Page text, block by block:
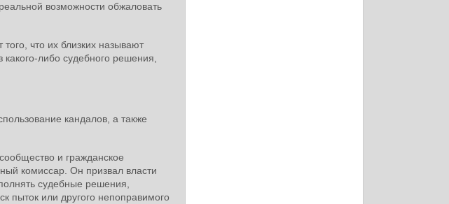
возможности обжаловать
что их близких называют
либо судебного решения,
кандалов, а также
и гражданское
комиссар. Он призвал власти
судебные решения,
пыток или другого непоправимого